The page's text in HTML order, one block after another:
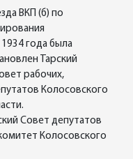
ВКП (б) по
года была
Тарский
рабочих,
Колосовского
Совет депутатов
Колосовского